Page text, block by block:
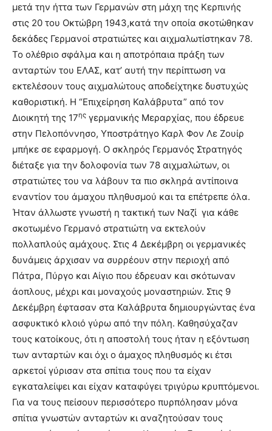
μετά την ήττα των Γερμανών στη μάχη της Κερπινής
στις 20 του Οκτώβρη 1943,κατά την οποία σκοτώθηκαν
δεκάδες Γερμανοί στρατιώτες και αιχμαλωτίστηκαν 78.
Το ολέθριο σφάλμα και η αποτρόπαια πράξη των
ανταρτών του ΕΛΑΣ, κατ’ αυτή την περίπτωση να
εκτελέσουν τους αιχμαλώτους αποδείχτηκε δυστυχώς
καθοριστική. Η “Επιχείρηση Καλάβρυτα” από τον
Διοικητή της 17ης γερμανικής Μεραρχίας, που έδρευε
στην Πελοπόννησο, Υποστράτηγο Καρλ Φον Λε Ζουίρ
μπήκε σε εφαρμογή. Ο σκληρός Γερμανός Στρατηγός
διέταξε για την δολοφονία των 78 αιχμαλώτων, οι
στρατιώτες του να λάβουν τα πιο σκληρά αντίποινα
εναντίον του άμαχου πληθυσμού και τα επέτρεπε όλα.
Ήταν άλλωστε γνωστή η τακτική των Ναζί για κάθε
σκοτωμένο Γερμανό στρατιώτη να εκτελούν
πολλαπλούς αμάχους. Στις 4 Δεκέμβρη οι γερμανικές
δυνάμεις άρχισαν να συρρέουν στην περιοχή από
Πάτρα, Πύργο και Αίγιο που έδρευαν και σκότωναν
άοπλους, μέχρι και μοναχούς μοναστηριών. Στις 9
Δεκέμβρη έφτασαν στα Καλάβρυτα δημιουργώντας ένα
ασφυκτικό κλοιό γύρω από την πόλη. Καθησύχαζαν
τους κατοίκους, ότι η αποστολή τους ήταν η εξόντωση
των ανταρτών και όχι ο άμαχος πληθυσμός κι έτσι
αρκετοί γύρισαν στα σπίτια τους που τα είχαν
εγκαταλείψει και είχαν καταφύγει τριγύρω κρυπτόμενοι.
Για να τους πείσουν περισσότερο πυρπόλησαν μόνα
σπίτια γνωστών ανταρτών κι αναζητούσαν τους